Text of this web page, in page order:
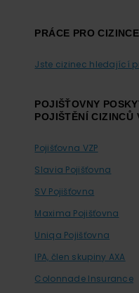
PRÁCE PRO CIZINCE
Jste cizinec hledající
POJIŠŤOVNY
POJIŠTĚNÍ CIZINCŮ
Pojišťovna VZP
Slavia Pojišťovna
SV Pojišťovna
Maxima Pojišťovna
Uniqa Pojišťovna
IPA, člen skupiny AXA
Colonnade Insurance